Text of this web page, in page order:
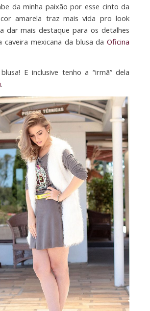
da minha paixão por esse cinto da
amarela traz mais vida pro look
dar mais destaque para os detalhes
caveira mexicana da blusa daOficina
E inclusive tenho a “irmã” dela
.